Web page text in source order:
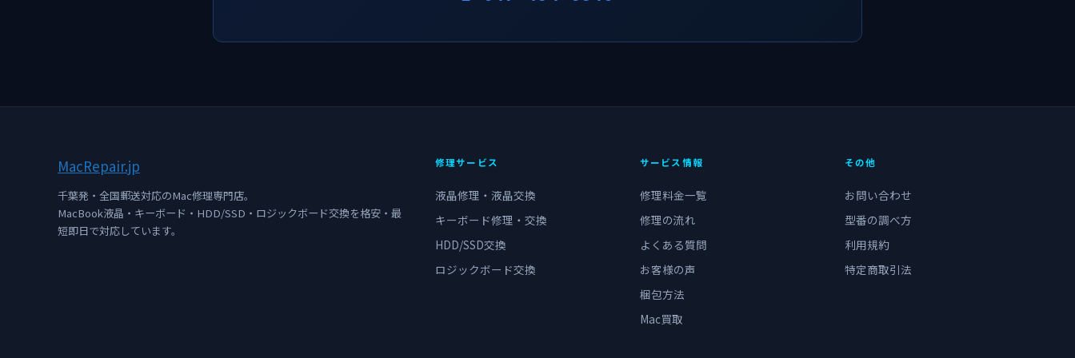
MacRepair.jp
千葉発・全国郵送対応のMac修理専門店。
MacBook液晶・キーボード・HDD/SSD・ロジックボード交換を格安・最
短即日で対応しています。
修理サービス
液晶修理・液晶交換
キーボード修理・交換
HDD/SSD交換
ロジックボード交換
サービス情報
修理料金一覧
修理の流れ
よくある質問
お客様の声
梱包方法
Mac買取
その他
お問い合わせ
型番の調べ方
利用規約
特定商取引法